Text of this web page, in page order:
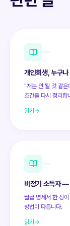
개인회생, 누구
"저는 안 될 것 같
조건을 다시 정리합
읽기
비정기 소득자 —
월급 명세서 한 장
방법이 다릅니다.
읽기